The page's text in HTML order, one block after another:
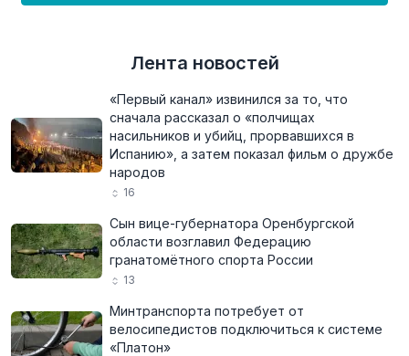
Лента новостей
«Первый канал» извинился за то, что
сначала рассказал о «полчищах
насильников и убийц, прорвавшихся в
Испанию», а затем показал фильм о дружбе
народов
16
Сын вице-губернатора Оренбургской
области возглавил Федерацию
гранатомётного спорта России
13
Минтранспорта потребует от
велосипедистов подключиться к системе
«Платон»